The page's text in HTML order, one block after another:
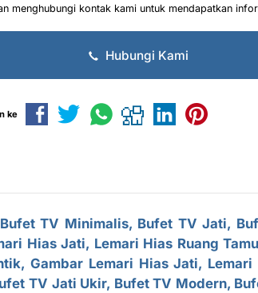
menghubungi kontak kami untuk mendapatkan
Hubungi Kami
ke
Bufet TV Minimalis, Bufet TV Jati,
Hias Jati, Lemari Hias Ruang
Gambar Lemari Hias Jati,
TV Jati Ukir, Bufet TV Modern,